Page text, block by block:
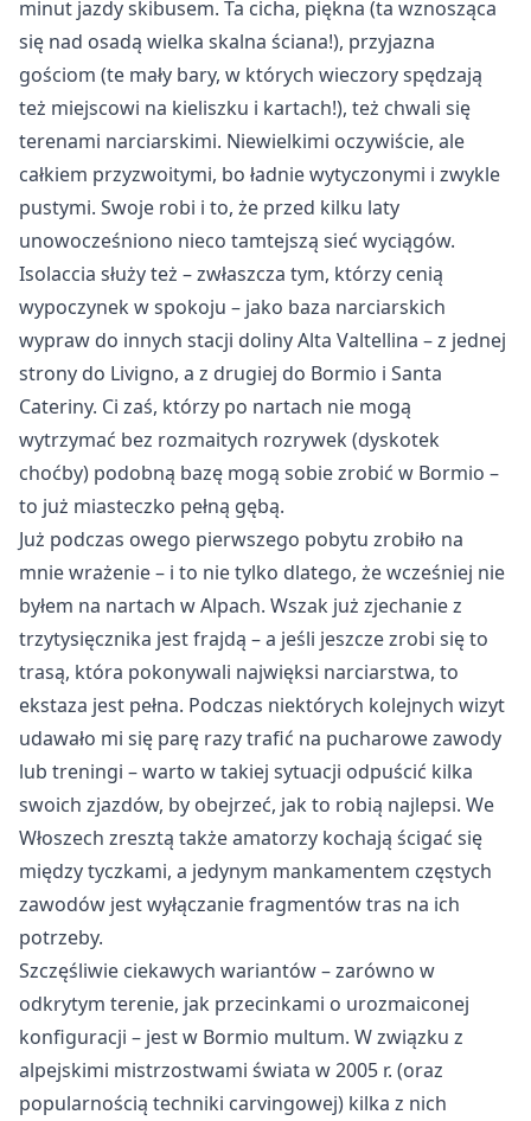
minut jazdy skibusem. Ta cicha, piękna (ta wznosząca
się nad osadą wielka skalna ściana!), przyjazna
gościom (te mały bary, w których wieczory spędzają
też miejscowi na kieliszku i kartach!), też chwali się
terenami narciarskimi. Niewielkimi oczywiście, ale
całkiem przyzwoitymi, bo ładnie wytyczonymi i zwykle
pustymi. Swoje robi i to, że przed kilku laty
unowocześniono nieco tamtejszą sieć wyciągów.
Isolaccia służy też – zwłaszcza tym, którzy cenią
wypoczynek w spokoju – jako baza narciarskich
wypraw do innych stacji doliny Alta Valtellina – z jednej
strony do Livigno, a z drugiej do Bormio i Santa
Cateriny. Ci zaś, którzy po nartach nie mogą
wytrzymać bez rozmaitych rozrywek (dyskotek
choćby) podobną bazę mogą sobie zrobić w Bormio –
to już miasteczko pełną gębą.
Już podczas owego pierwszego pobytu zrobiło na
mnie wrażenie – i to nie tylko dlatego, że wcześniej nie
byłem na nartach w Alpach. Wszak już zjechanie z
trzytysięcznika jest frajdą – a jeśli jeszcze zrobi się to
trasą, która pokonywali najwięksi narciarstwa, to
ekstaza jest pełna. Podczas niektórych kolejnych wizyt
udawało mi się parę razy trafić na pucharowe zawody
lub treningi – warto w takiej sytuacji odpuścić kilka
swoich zjazdów, by obejrzeć, jak to robią najlepsi. We
Włoszech zresztą także amatorzy kochają ścigać się
między tyczkami, a jedynym mankamentem częstych
zawodów jest wyłączanie fragmentów tras na ich
potrzeby.
Szczęśliwie ciekawych wariantów – zarówno w
odkrytym terenie, jak przecinkami o urozmaiconej
konfiguracji – jest w Bormio multum. W związku z
alpejskimi mistrzostwami świata w 2005 r. (oraz
popularnością techniki carvingowej) kilka z nich